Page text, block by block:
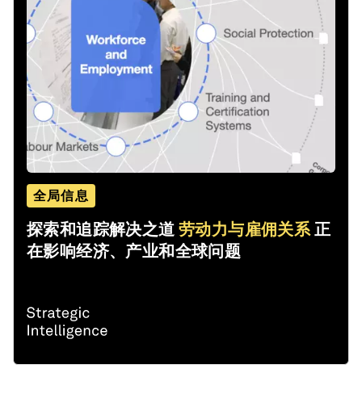
全局信息
探索和追踪解决之道 劳动力与雇佣关系 正
在影响经济、产业和全球问题